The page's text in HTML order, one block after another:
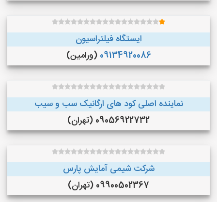
ایستگاه فیلتراسیون
09134920086 (ورامین)
نماینده اصلی کود های ارگانیک سب و سیب
09056922732 (تهران)
شرکت شیمی آمایش پارس
09900502367 (تهران)